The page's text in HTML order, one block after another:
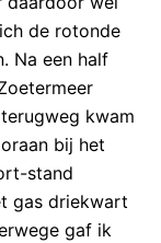
de rotonde
Na een half
kwam
bij het
stand
gas driekwart
gaf ik